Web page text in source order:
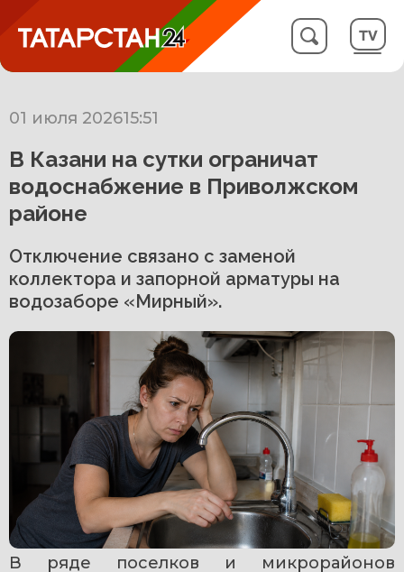
01 июля 202615:51
В Казани на сутки ограничат
водоснабжение в Приволжском
районе
Отключение связано с заменой
коллектора и запорной арматуры на
водозаборе «Мирный».
В ряде поселков и микрорайонов